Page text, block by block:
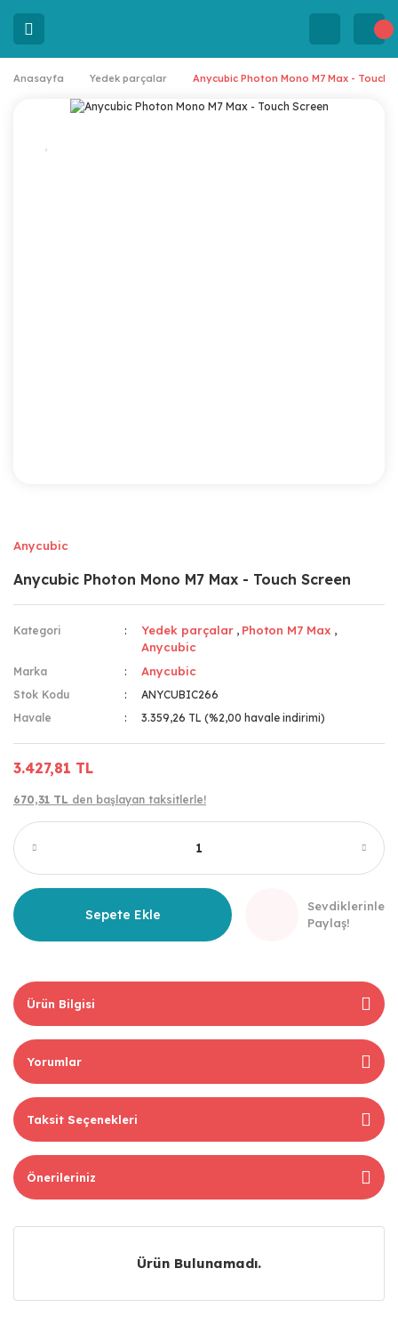
Anasayfa Yedek parçalar Anycubic Photon Mono M7 Max - Touch
Anycubic
Anycubic Photon Mono M7 Max - Touch Screen
Kategori Yedek parçalar , Photon M7 Max ,
Anycubic
Marka Anycubic
Stok Kodu
ANYCUBIC266
Havale
3.359,26 TL (%2,00 havale indirimi)
3.427,81 TL
670,31 TL den başlayan taksitlerle!
Sepete Ekle
Sevdiklerinle
Paylaş!
Ürün Bilgisi
Yorumlar
Taksit Seçenekleri
Önerileriniz
Ürün Bulunamadı.